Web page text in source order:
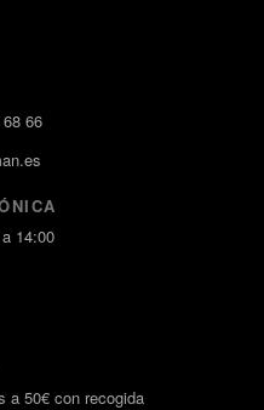
66
14:00
a 50€ con recogida